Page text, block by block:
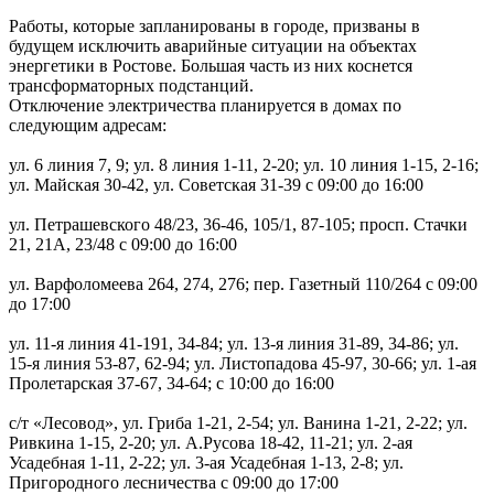
Работы, которые запланированы в городе, призваны в
будущем исключить аварийные ситуации на объектах
энергетики в Ростове. Большая часть из них коснется
трансформаторных подстанций.
Отключение электричества планируется в домах по
следующим адресам:
ул. 6 линия 7, 9; ул. 8 линия 1-11, 2-20; ул. 10 линия 1-15, 2-16;
ул. Майская 30-42, ул. Советская 31-39 с 09:00 до 16:00
ул. Петрашевского 48/23, 36-46, 105/1, 87-105; просп. Стачки
21, 21А, 23/48 с 09:00 до 16:00
ул. Варфоломеева 264, 274, 276; пер. Газетный 110/264 с 09:00
до 17:00
ул. 11-я линия 41-191, 34-84; ул. 13-я линия 31-89, 34-86; ул.
15-я линия 53-87, 62-94; ул. Листопадова 45-97, 30-66; ул. 1-ая
Пролетарская 37-67, 34-64; с 10:00 до 16:00
с/т «Лесовод», ул. Гриба 1-21, 2-54; ул. Ванина 1-21, 2-22; ул.
Ривкина 1-15, 2-20; ул. А.Русова 18-42, 11-21; ул. 2-ая
Усадебная 1-11, 2-22; ул. 3-ая Усадебная 1-13, 2-8; ул.
Пригородного лесничества с 09:00 до 17:00